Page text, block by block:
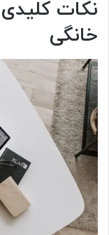
نکات کلیدی
خانگی